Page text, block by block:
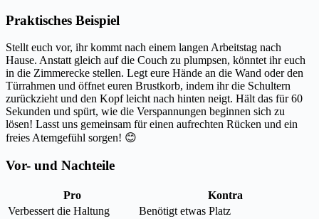
Praktisches Beispiel
Stellt euch vor, ihr kommt nach einem langen Arbeitstag nach
Hause. Anstatt gleich auf die Couch zu plumpsen, könntet ihr euch
in die Zimmerecke stellen. Legt eure Hände an die Wand oder den
Türrahmen und öffnet euren Brustkorb, indem ihr die Schultern
zurückzieht und den Kopf leicht nach hinten neigt. Hält das für 60
Sekunden und spürt, wie die Verspannungen beginnen sich zu
lösen! Lasst uns gemeinsam für einen aufrechten Rücken und ein
freies Atemgefühl sorgen! 😊
Vor- und Nachteile
Pro
Kontra
Verbessert die Haltung
Benötigt etwas Platz